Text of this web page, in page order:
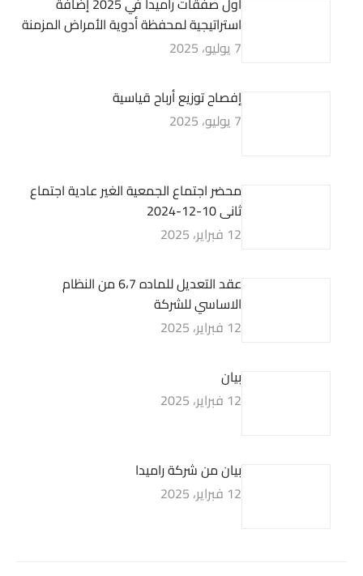
استراتيجية لمحفظة أدوية الأمراض المزمنة
7 يوليو، 2025
إفصاح توزيع أرباح قياسية
7 يوليو، 2025
محضر اجتماع الجمعية الغير عادية اجتماع
ثانى 10-12-2024
12 فبراير، 2025
عقد التعديل للماده 6،7 من النظام
الاساسي للشركة
12 فبراير، 2025
بيان
12 فبراير، 2025
بيان من شركة راميدا
12 فبراير، 2025